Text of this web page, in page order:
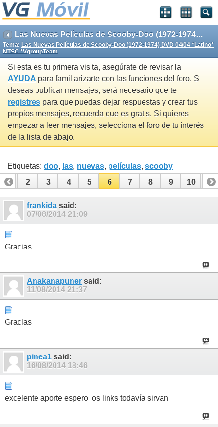
Las Nuevas Películas de Scooby-Doo (1972-1974) DVD 04/04 *Latino* NTSC *VgroupTeam
Tema: Las Nuevas Películas de Scooby-Doo (1972-1974) DVD 04/04 *Latino*
NTSC *VgroupTeam
Si esta es tu primera visita, asegúrate de revisar la
AYUDA para familiarizarte con las funciones del foro. Si
deseas publicar mensajes, será necesario que te
registres para que puedas dejar respuestas y crear tus
propios mensajes, recuerda que es gratis. Si quieres
empezar a leer mensajes, selecciona el foro de tu interés
de la lista de abajo.
Etiquetas: doo, las, nuevas, películas, scooby
1
2 3 4 5 6 7 8 9 10 11
12 13 14 15
frankida said:
07/08/2014 21:09
Gracias....
Anakanapuner said:
11/08/2014 21:37
Gracias
pinea1 said:
16/08/2014 18:46
excelente aporte espero los links todavía sirvan